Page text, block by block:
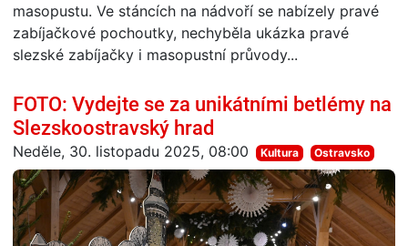
masopustu. Ve stáncích na nádvoří se nabízely pravé
zabíjačkové pochoutky, nechyběla ukázka pravé
slezské zabíjačky i masopustní průvody...
FOTO: Vydejte se za unikátními betlémy na
Slezskoostravský hrad
Neděle, 30. listopadu 2025, 08:00 Kultura Ostravsko